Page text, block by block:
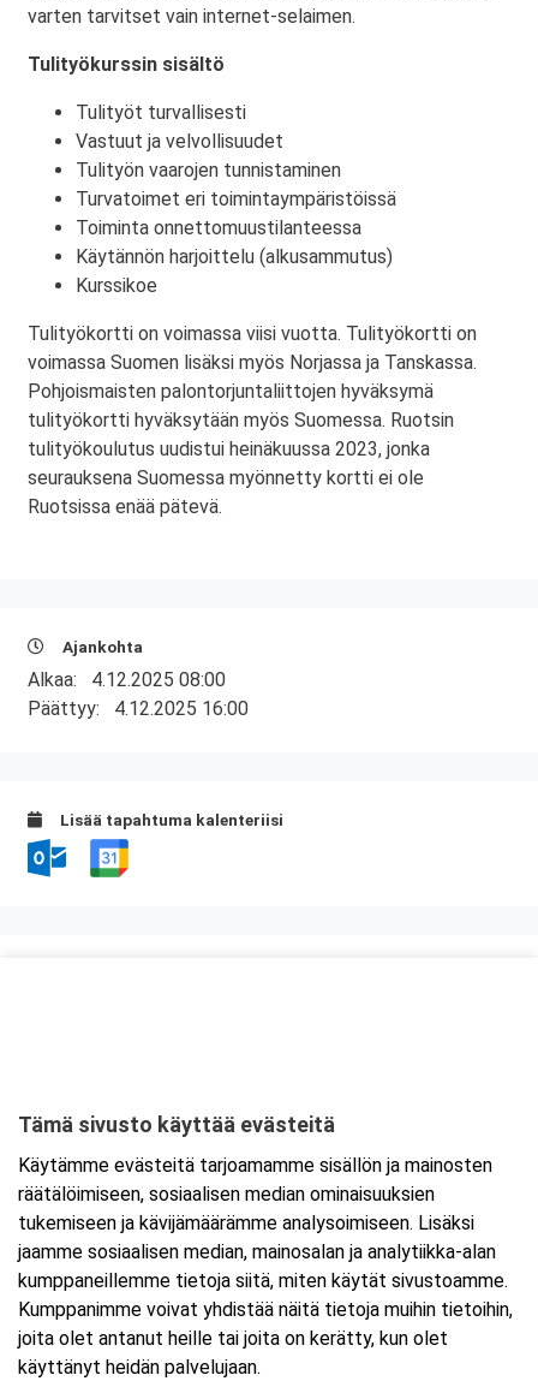
varten tarvitset vain internet-selaimen.
Tulityökurssin sisältö
Tulityöt turvallisesti
Vastuut ja velvollisuudet
Tulityön vaarojen tunnistaminen
Turvatoimet eri toimintaympäristöissä
Toiminta onnettomuustilanteessa
Käytännön harjoittelu (alkusammutus)
Kurssikoe
Tulityökortti on voimassa viisi vuotta. Tulityökortti on
voimassa Suomen lisäksi myös Norjassa ja Tanskassa.
Pohjoismaisten palontorjuntaliittojen hyväksymä
tulityökortti hyväksytään myös Suomessa. Ruotsin
tulityökoulutus uudistui heinäkuussa 2023, jonka
seurauksena Suomessa myönnetty kortti ei ole
Ruotsissa enää pätevä.
Ajankohta
Alkaa: 4.12.2025 08:00
Päättyy: 4.12.2025 16:00
Lisää tapahtuma kalenteriisi
Tarkempi kartta ja ajo-ohjeet
Tämä sivusto käyttää evästeitä
Käytämme evästeitä tarjoamamme sisällön ja mainosten
räätälöimiseen, sosiaalisen median ominaisuuksien
tukemiseen ja kävijämäärämme analysoimiseen. Lisäksi
jaamme sosiaalisen median, mainosalan ja analytiikka-alan
kumppaneillemme tietoja siitä, miten käytät sivustoamme.
Kumppanimme voivat yhdistää näitä tietoja muihin tietoihin,
joita olet antanut heille tai joita on kerätty, kun olet
käyttänyt heidän palvelujaan.